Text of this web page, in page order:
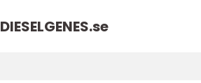
DIESELGENES.se